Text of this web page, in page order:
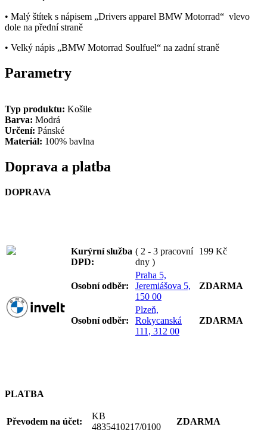
• Malý štítek s nápisem „Drivers apparel BMW Motorrad“ vlevo
dole na přední straně
• Velký nápis „BMW Motorrad Soulfuel“ na zadní straně
Parametry
Typ produktu: Košile
Barva: Modrá
Určení: Pánské
Materiál: 100% bavlna
Doprava a platba
DOPRAVA
Kurýrní služba
DPD:
( 2 - 3 pracovní
dny )
199 Kč
Osobní odběr:
Praha 5,
Jeremiášova 5,
150 00
ZDARMA
Osobní odběr:
Plzeň,
Rokycanská
111, 312 00
ZDARMA
PLATBA
Převodem na účet:
KB
4835410217/0100
ZDARMA